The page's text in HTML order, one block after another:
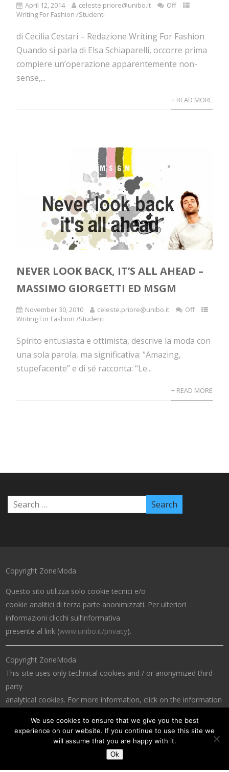
April 12, 2014 celeste.priore@unibo.it
Off
Writing For Fashion /Studenti
di Cecilia Cestari – Redazione Writing For Fashion
Quando si parla di Elsa Schiaparelli, occorre prima
compiere un’operazione apparentemente non-
sense,...
+ READ MORE
NEVER LOOK BACK, IT’S ALL AHEAD –
MASSIMO GIORGETTI ED MSGM
November 30, 2010 celeste.priore@unibo.it
Off
Writing For Fashion /Studenti
Spirito entusiasta e ottimista, descrive la moda con
una sola parola, ma significativa: “Amazing,
stupefacente” e di sé racconta: “Le...
+ READ MORE
Copyright ZoneModa
Questo sito utilizza solo cookie tecnici e/o
cookie analitici di terza parte anonimizzati. Per ulteriori
informazioni clicchi sull’informativa
presente al link (www.unibo.it/privacy).
Copyright ZoneModa
This site uses only technical cookies and / or anonymized third-
party
analytical cookies. For more information, click on the information
We use cookies to ensure that we give you the best
experience on our website. If you continue to use this site we
will assume that you are happy with it.
Ok